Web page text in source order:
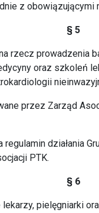
z
§ 5
rzecz prowadzenia
oraz szkoleń
przez Zarząd
regulamin działania
PTK.
§ 6
pielęgniarki